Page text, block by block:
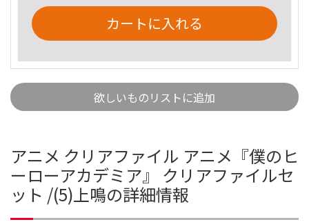
カートに入れる
欲しいものリストに追加
アニメ クリアファイル アニメ『僕のヒ
ーローアカデミア』 クリアファイルセ
ット /(5)上鳴の詳細情報